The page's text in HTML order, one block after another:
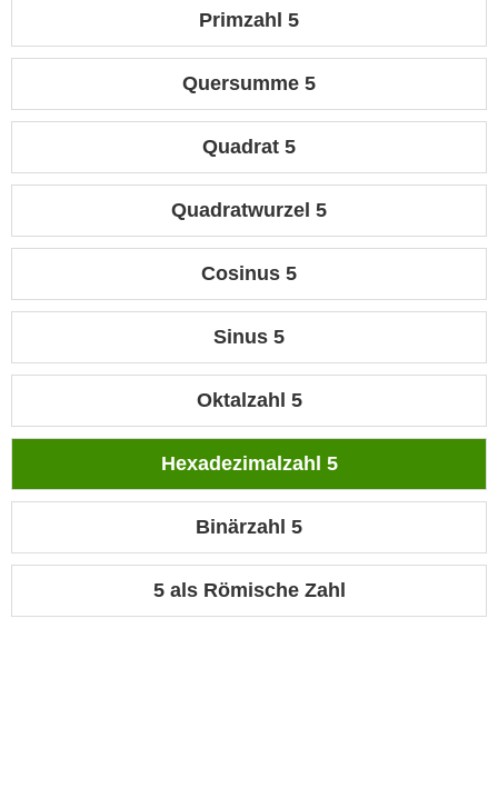
Primzahl 5
Quersumme 5
Quadrat 5
Quadratwurzel 5
Cosinus 5
Sinus 5
Oktalzahl 5
Hexadezimalzahl 5
Binärzahl 5
5 als Römische Zahl